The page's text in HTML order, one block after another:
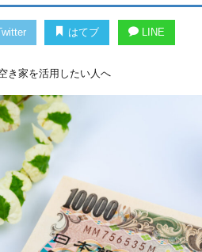
はてブ LINE
き家を活用したい人へ